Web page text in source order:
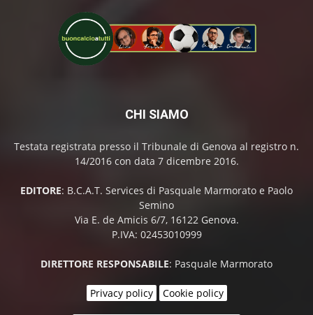
CHI SIAMO
Testata registrata presso il Tribunale di Genova al registro n.
14/2016 con data 7 dicembre 2016.
EDITORE: B.C.A.T. Services di Pasquale Marmorato e Paolo
Semino
Via E. de Amicis 6/7, 16122 Genova.
P.IVA: 02453010999
DIRETTORE RESPONSABILE: Pasquale Marmorato
Privacy policy Cookie policy